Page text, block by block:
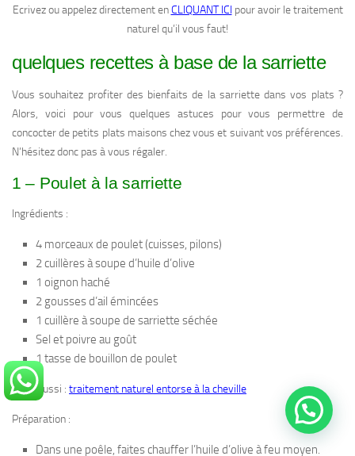
Ecrivez ou appelez directement enCLIQUANT ICI pour avoir le traitement
naturel qu’il vous faut!
quelques recettes à base de la sarriette
Vous souhaitez profiter des bienfaits de la sarriette dans vos plats ?
Alors, voici pour vous quelques astuces pour vous permettre de
concocter de petits plats maisons chez vous et suivant vos préférences.
N’hésitez donc pas à vous régaler.
1 – Poulet à la sarriette
Ingrédients :
4 morceaux de poulet (cuisses, pilons)
2 cuillères à soupe d’huile d’olive
1 oignon haché
2 gousses d’ail émincées
1 cuillère à soupe de sarriette séchée
Sel et poivre au goût
1 tasse de bouillon de poulet
A lire aussi : traitement naturel entorse à la cheville
Préparation :
Dans une poêle, faites chauffer l’huile d’olive à feu moyen.